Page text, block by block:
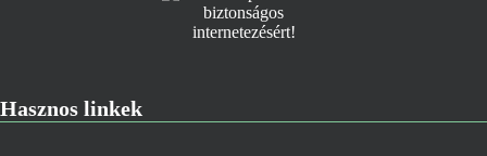
Hasznos linkek